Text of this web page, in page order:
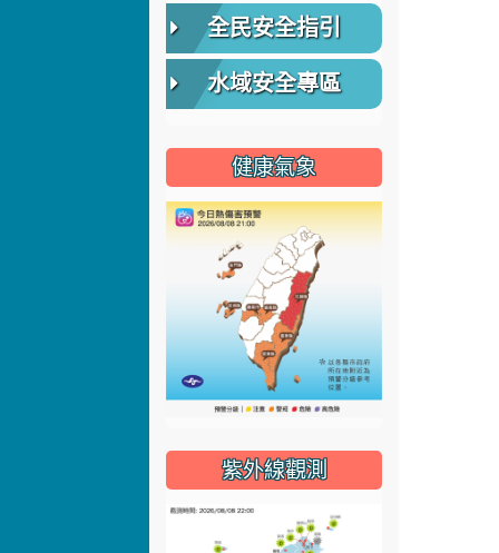
全民安全指引
水域安全專區
健康氣象
紫外線觀測